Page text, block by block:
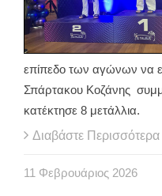
επίπεδο των αγώνων να
Σπάρτακου Κοζάνης
κατέκτησε 8 μετάλλια.
Διαβάστε Περισσότερα
11 Φεβρουάριος 2026